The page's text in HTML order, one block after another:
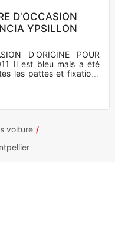
D'OCCASION
YPSILLON
D'ORIGINE POUR
Il est bleu mais a été
les pattes et fixations
voiture